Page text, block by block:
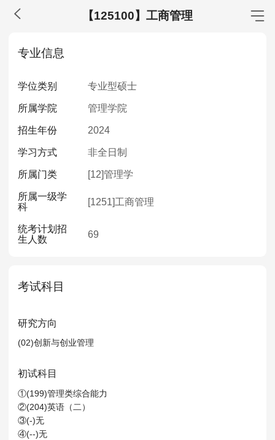
【125100】工商管理
MBA工商管理
考试真题
报考经验 招生简章
MEM工程管理
院校库 考试报名 招生政策
考试真题
报考经验 招生简章
MPA公共管理
院校库 考试报名
考试真题
考试真题
院校库 考试报名
考试真题
报考经验
专业信息
学位类别 专业型硕士
所属学院 管理学院
招生年份 2024
学习方式 非全日制
所属门类 [12]管理学
所属一级学
科
[1251]工商管理
统考计划招
生人数
69
考试科目
研究方向
(02)创新与创业管理
初试科目
①(199)管理类综合能力
②(204)英语（二）
③(-)无
④(--)无